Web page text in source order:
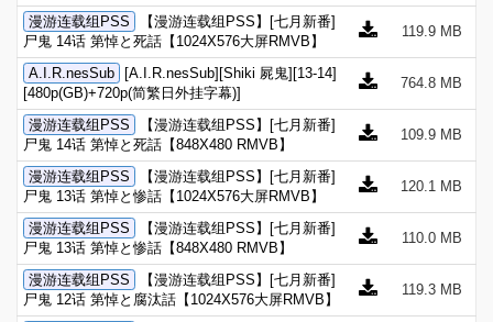
漫游连载组PSS
【漫游连载组PSS】[七月新番]
尸鬼 14话 第悼と死話【1024X576大屏RMVB】
119.9 MB
A.I.R.nesSub
[A.I.R.nesSub][Shiki 屍鬼][13-14]
[480p(GB)+720p(简繁日外挂字幕)]
764.8 MB
漫游连载组PSS
【漫游连载组PSS】[七月新番]
尸鬼 14话 第悼と死話【848X480 RMVB】
109.9 MB
漫游连载组PSS
【漫游连载组PSS】[七月新番]
尸鬼 13话 第悼と惨話【1024X576大屏RMVB】
120.1 MB
漫游连载组PSS
【漫游连载组PSS】[七月新番]
尸鬼 13话 第悼と惨話【848X480 RMVB】
110.0 MB
漫游连载组PSS
【漫游连载组PSS】[七月新番]
尸鬼 12话 第悼と腐汰話【1024X576大屏RMVB】
119.3 MB